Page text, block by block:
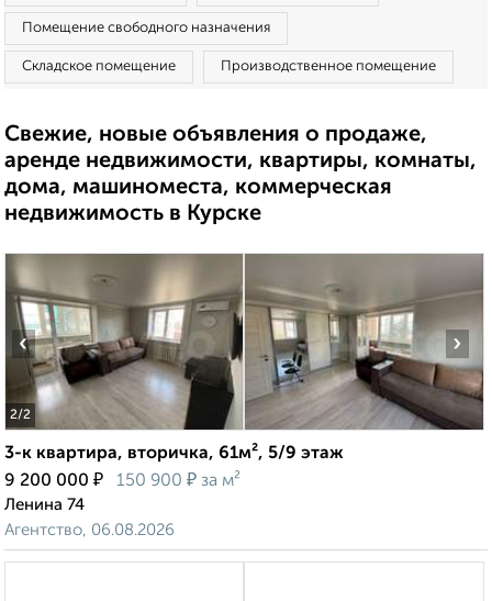
Помещение свободного назначения
Складское помещение Производственное помещение
Свежие, новые объявления о продаже,
аренде недвижимости, квартиры, комнаты,
дома, машиноместа, коммерческая
недвижимость в Курске
2/2
‹ ›
3-к квартира, вторичка, 61м², 5/9 этаж
9 200 000 ₽ 150 900 ₽ за м²
Ленина 74
Агентство, 06.08.2026